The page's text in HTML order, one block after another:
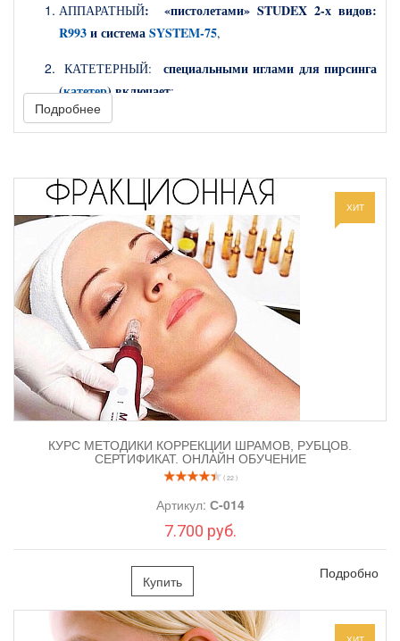
АППАРАТНЫЙ: «пистолетами» STUDEX 2-х видов:
R993и системаSYSTEM-75,
КАТЕТЕРНЫЙ: специальными иглами для пирсинга
(катетер) включает:
перегородки – Cептум (Septum), переносица Бридж (Bridge)
вертикальный и горизонтальный.
2.Пирсинг Уха: мочки, хрящи и козелок:
- Трагус
- Антитрагус
- Рук
- Дэйс
- Конч
- Хеликс
- Индастриал
- Орбитал
3.Пирсинг Губы: вокруг и сами губы, уздечки.
4.Пирсинг Брови. Пpoкoлы пo вepтикaли, горизонтальный
прокол, по диагонали.
Пирсинг Языка.
Пирсинг Пупка и вокруг пупка.
Программа "Эстетический пирсинг.
Расширенный курс":
Пирсинг традиционно разделяют по расположению проколов на
Подробнее
ХИТ
КУРС МЕТОДИКИ КОРРЕКЦИИ ШРАМОВ, РУБЦОВ.
СЕРТИФИКАТ. ОНЛАЙН ОБУЧЕНИЕ
( 22 )
Артикул: С-014
7.700 руб.
Купить Подробно